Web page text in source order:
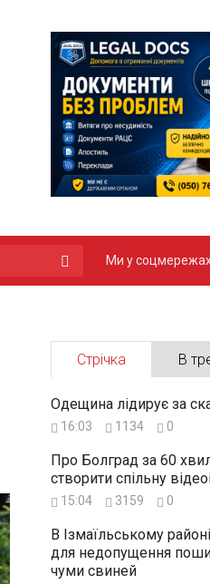
Ми у
Стрічка В
Одещина лідирує за
16:03 1134 0
Про Болград за 60
створити спільну
15:04 3159 0
В Ізмаїльському
для недопущення
чуми свиней